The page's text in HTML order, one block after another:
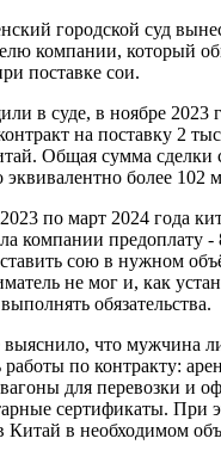
городской суд
компании, который
поставке сои.
в суде, в ноябре 2023
на поставку 2
Общая сумма сделки
эквивалентно более 102
по март 2024 года
компании предоплату -
сою в нужном
не мог и, как
обязательства.
выяснило, что мужчина
по контракту:
для перевозки и
сертификаты. При
Китай в необходимом